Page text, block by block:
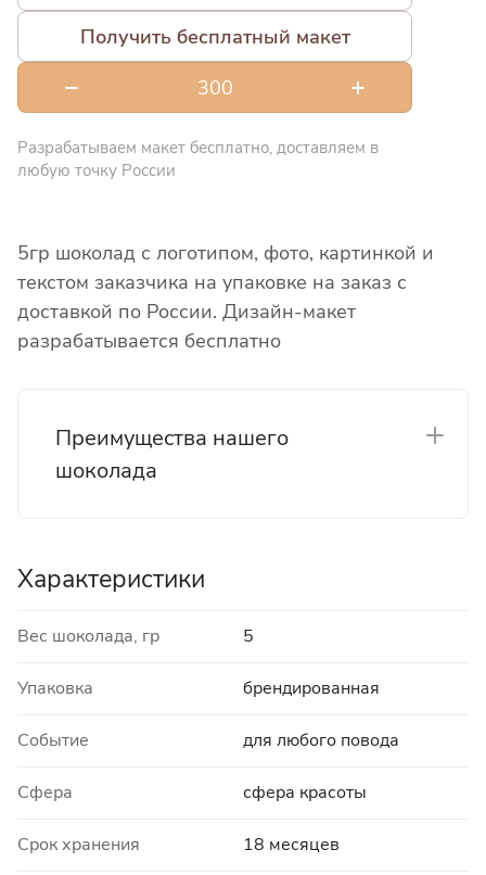
Получить бесплатный макет
Разрабатываем макет бесплатно, доставляем в
любую точку России
5гр шоколад с логотипом, фото, картинкой и
текстом заказчика на упаковке на заказ с
доставкой по России. Дизайн-макет
разрабатывается бесплатно
Преимущества нашего
шоколада
Характеристики
Вес шоколада, гр 5
Упаковка брендированная
Событие для любого повода
Сфера сфера красоты
Срок хранения 18 месяцев